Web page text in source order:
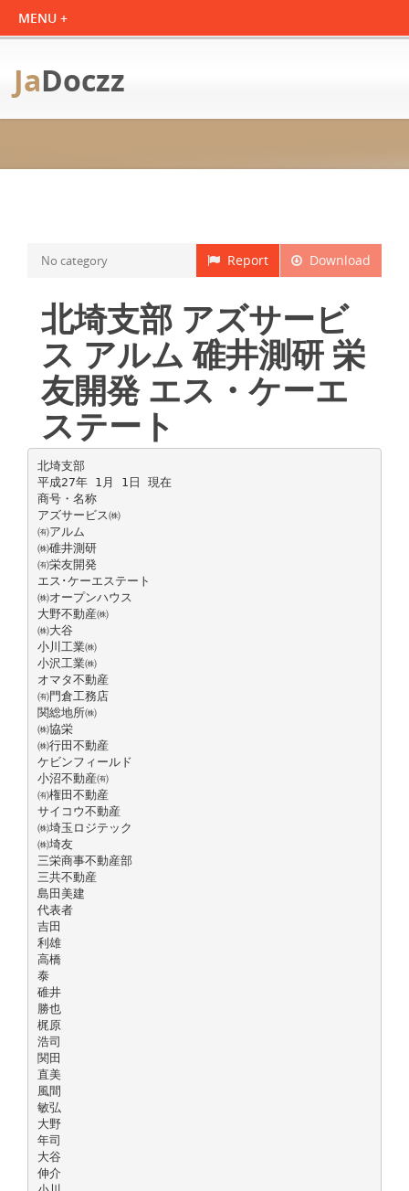
JaDoczz
Download
Report
No category
北埼支部 アズサービ
ス アルム 碓井測研 栄
友開発 エス・ケーエ
ステート
北埼支部
平成27年 1月 1日 現在
商号・名称
アズサービス㈱
㈲アルム
㈱碓井測研
㈲栄友開発
エス･ケーエステート
㈱オープンハウス
大野不動産㈱
㈱大谷
小川工業㈱
小沢工業㈱
オマタ不動産
㈲門倉工務店
関総地所㈱
㈱協栄
㈱行田不動産
ケビンフィールド
小沼不動産㈲
㈲権田不動産
サイコウ不動産
㈱埼玉ロジテック
㈱埼友
三栄商事不動産部
三共不動産
島田美建
代表者
吉田
利雄
高橋
泰
碓井
勝也
梶原
浩司
関田
直美
風間
敏弘
大野
年司
大谷
伸介